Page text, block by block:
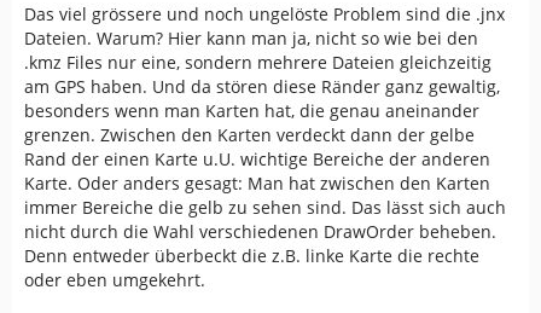
Das viel grössere und noch ungelöste Problem sind die .jnx
Dateien. Warum? Hier kann man ja, nicht so wie bei den
.kmz Files nur eine, sondern mehrere Dateien gleichzeitig
am GPS haben. Und da stören diese Ränder ganz gewaltig,
besonders wenn man Karten hat, die genau aneinander
grenzen. Zwischen den Karten verdeckt dann der gelbe
Rand der einen Karte u.U. wichtige Bereiche der anderen
Karte. Oder anders gesagt: Man hat zwischen den Karten
immer Bereiche die gelb zu sehen sind. Das lässt sich auch
nicht durch die Wahl verschiedenen DrawOrder beheben.
Denn entweder überbeckt die z.B. linke Karte die rechte
oder eben umgekehrt.